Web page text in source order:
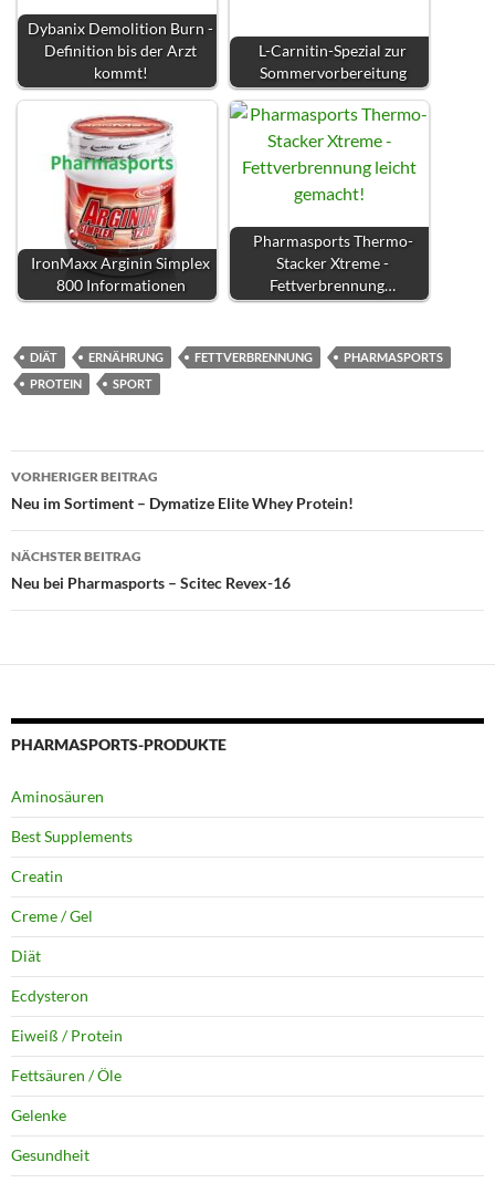
Dybanix Demolition Burn -
Definition bis der Arzt
kommt!
L-Carnitin-Spezial zur
Sommervorbereitung
IronMaxx Arginin Simplex
800 Informationen
Pharmasports Thermo-
Stacker Xtreme -
Fettverbrennung…
DIÄT ERNÄHRUNG FETTVERBRENNUNG
PHARMASPORTS
PROTEIN
SPORT
Beitragsnavigation
VORHERIGER BEITRAG
Neu im Sortiment – Dymatize Elite Whey Protein!
NÄCHSTER BEITRAG
Neu bei Pharmasports – Scitec Revex-16
PHARMASPORTS-PRODUKTE
Aminosäuren
Best Supplements
Creatin
Creme / Gel
Diät
Ecdysteron
Eiweiß / Protein
Fettsäuren / Öle
Gelenke
Gesundheit